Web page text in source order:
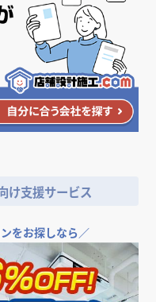
け支援サービス
をお探しなら／